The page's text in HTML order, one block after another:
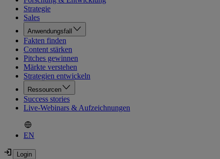
Strategie
Sales
Anwendungsfall
Fakten finden
Content stärken
Pitches gewinnen
Märkte verstehen
Strategien entwickeln
Ressourcen
Success stories
Live-Webinars & Aufzeichnungen
EN